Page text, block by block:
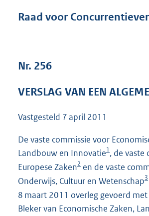
s
e
K
Raad voor
Nr. 256
VERSLAG VAN EEN
Vastgesteld 7 april 2011
De vaste commissie voor
Landbouw en Innovatie1, de vaste
Europese Zaken2 en de vaste
Onderwijs, Cultuur en Wetenschap3
8 maart 2011 overleg gevoerd met
Bleker van Economische Zaken,